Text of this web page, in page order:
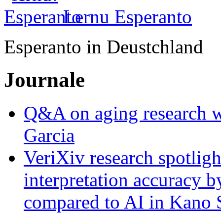
Lernu Esperanto
Esperanto in Deustchland
Journale
Q&A on aging research
Garcia
VeriXiv research
interpretation accuracy
compared to AI in Kano